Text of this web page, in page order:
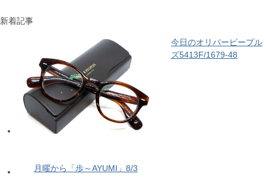
新着記事
今日のオリバーピープル
ズ5413F/1679-48
月曜から「歩～AYUMI」8/3